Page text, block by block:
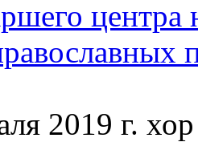
2019 г.